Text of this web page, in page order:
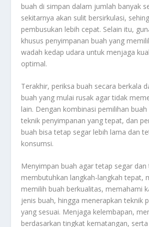
buah di simpan dalam jumlah banyak
sekitarnya akan sulit bersirkulasi,
pembusukan lebih cepat. Selain itu,
khusus penyimpanan buah yang
wadah kedap udara untuk menjaga
optimal.
Terakhir, periksa buah secara berkala
buah yang mulai rusak agar tidak
lain. Dengan kombinasi pemilihan
teknik penyimpanan yang tepat, dan
buah bisa tetap segar lebih lama dan
konsumsi.
Menyimpan buah agar tetap segar dan
membutuhkan langkah-langkah tepat,
memilih buah berkualitas, memahami
jenis buah, hingga menerapkan teknik
yang sesuai. Menjaga kelembapan,
berdasarkan tingkat kematangan,